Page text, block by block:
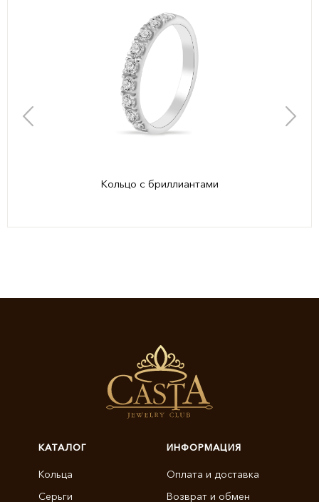
Кольцо с бриллиантами
КАТАЛОГ
Кольца
Серьги
ИНФОРМАЦИЯ
Оплата и доставка
Возврат и обмен